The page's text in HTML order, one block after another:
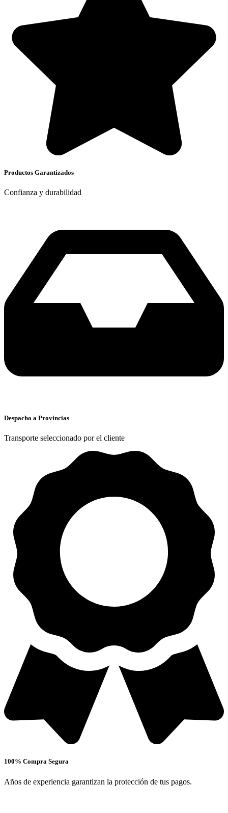
Productos Garantizados
Confianza y durabilidad
Despacho a Provincias
Transporte seleccionado por el cliente
100% Compra Segura
Años de experiencia garantizan la protección de tus pagos.